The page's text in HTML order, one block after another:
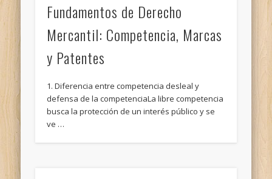
Fundamentos de Derecho
Mercantil: Competencia, Marcas
y Patentes
1. Diferencia entre competencia desleal y
defensa de la competenciaLa libre competencia
busca la protección de un interés público y se
ve …